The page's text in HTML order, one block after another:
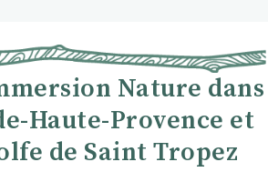
Nature dans
Haute-Provence et
de Saint Tropez